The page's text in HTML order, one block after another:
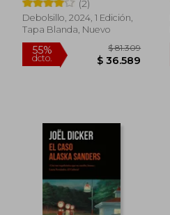
dcto. $ 44.207
(2)
Debolsillo, 2024, 1 Edición,
Tapa Blanda, Nuevo